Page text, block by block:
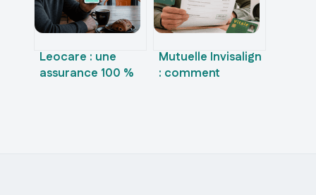
Leocare : une
assurance 100 %
Mutuelle Invisalign
: comment